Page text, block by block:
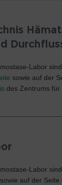
Labor
sowie auf der
des Zentrums
Labor
sowie auf der Seite